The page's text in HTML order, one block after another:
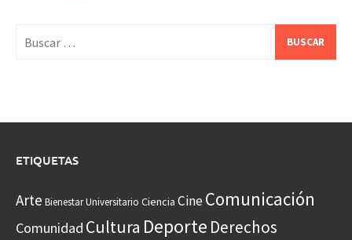
ETIQUETAS
Arte Bienestar Universitario Ciencia CineComunicación
Comunidad Cultura Deporte Derechos